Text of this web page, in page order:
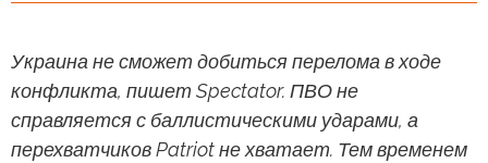
Украина не сможет добиться перелома в ходе
конфликта, пишет Spectator. ПВО не
справляется с баллистическими ударами, а
перехватчиков Patriot не хватает. Тем временем